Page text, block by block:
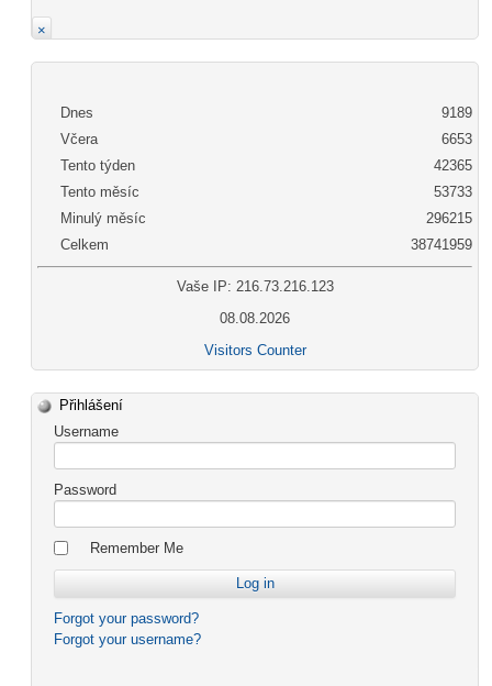
×
Dnes
Včera
Tento týden
Tento měsíc
Minulý měsíc
Celkem
9189
6653
42365
53733
296215
38741959
Vaše IP: 216.73.216.123
08.08.2026
Visitors Counter
Přihlášení
Username
Password
Remember Me
Forgot your password?
Forgot your username?